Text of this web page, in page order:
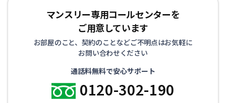
マンスリー専用コールセンターを
ご用意しています
お部屋のこと、契約のことなどご不明点はお気軽に
お問い合わせください
通話料無料で安心サポート
0120-302-190